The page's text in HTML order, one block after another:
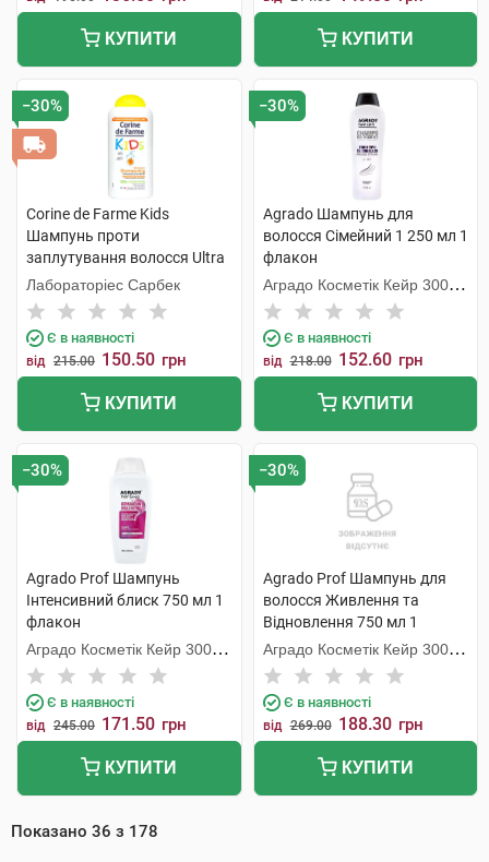
КУПИТИ КУПИТИ
−30%
Corine de Farme Kids
Шампунь проти
заплутування волосся Ultra
Абрикос 300 мл 1 флакон
Лабораторіес Сарбек
Є в наявності
від 215.00 150.50 грн
КУПИТИ
−30%
Agrado Шампунь для
волосся Сімейний 1 250 мл 1
флакон
Аградо Косметік Кейр 3000
С.Л.У.
Є в наявності
від 218.00 152.60 грн
КУПИТИ
−30%
Agrado Prof Шампунь
Інтенсивний блиск 750 мл 1
флакон
Аградо Косметік Кейр 3000
С.Л.У.
Є в наявності
від 245.00 171.50 грн
КУПИТИ
−30%
Agrado Prof Шампунь для
волосся Живлення та
Відновлення 750 мл 1
флакон
Аградо Косметік Кейр 3000
С.Л.У.
Є в наявності
від 269.00 188.30 грн
КУПИТИ
Показано 36 з 178